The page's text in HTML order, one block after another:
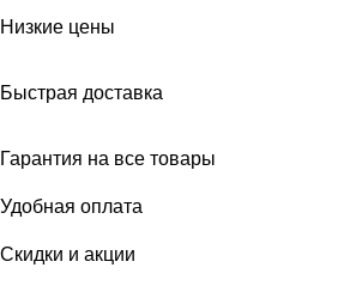
Низкие цены
Быстрая доставка
Гарантия на все товары
Удобная оплата
Скидки и акции